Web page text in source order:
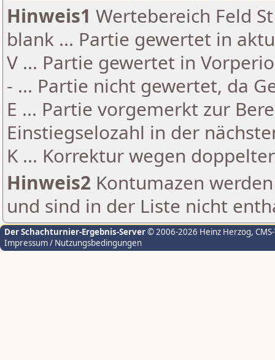
Hinweis1 Wertebereich Feld
blank ... Partie gewertet in
V ... Partie gewertet in
- ... Partie nicht gewertet, da
E ... Partie vorgemerkt zur
Einstiegselozahl in der
K ... Korrektur wegen
Hinweis2 Kontumazen
und sind in der Liste nicht
Der Schachturnier-Ergebnis-Server© 2006-2026 Heinz Herzog,
Impressum / Nutzungsbedingungen